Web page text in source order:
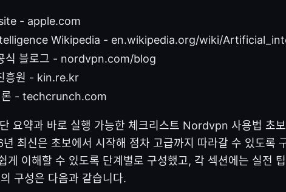
- apple.com
Wikipedia - en.wikipedia.org/wiki/
식 블로그 - nordvpn.com/blog
흥원 - kin.re.kr
론 - techcrunch.com
요약과 바로 실행 가능한 체크리스트 Nordvpn 사용법 초보
최신은 초보에서 시작해 점차 고급까지 따라갈 수 있도록
게 이해할 수 있도록 단계별로 구성했고, 각 섹션에는 실전
구성은 다음과 같습니다.